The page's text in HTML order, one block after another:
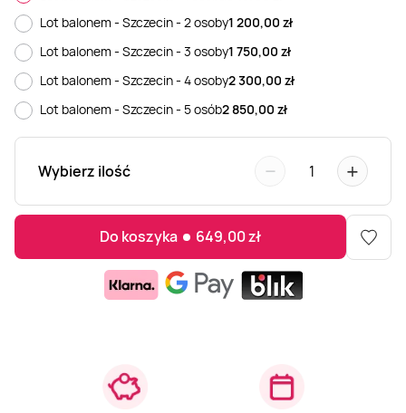
Weekend w SPA
Mazury
Masaż klasyczny
Masaż pleców
Masaż sportowy
Masaż Antycellulitowy
Masaż całego ciała
Pojazdy specjalne
Jazda po torze
Jazda czołgiem
Fitness
Sporty zimowe
Wspinaczka
Kurs żeglarski
Kurs motorowodny
SUP
Lot balonem - Szczecin - 2 osoby1 200,00 zł
Lot balonem - Szczecin - 3 osoby1 750,00 zł
Lot balonem - Szczecin - 4 osoby2 300,00 zł
Lot balonem - Szczecin - 5 osób2 850,00 zł
Wybierz ilość − 1 +
Do koszyka 649,00zł